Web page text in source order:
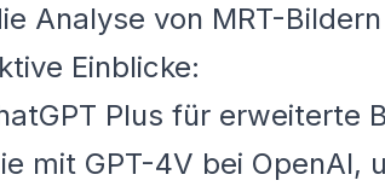
Analyse von MRT-
Einblicke:
Plus für erweiterte
mit GPT-4V bei OpenAI,